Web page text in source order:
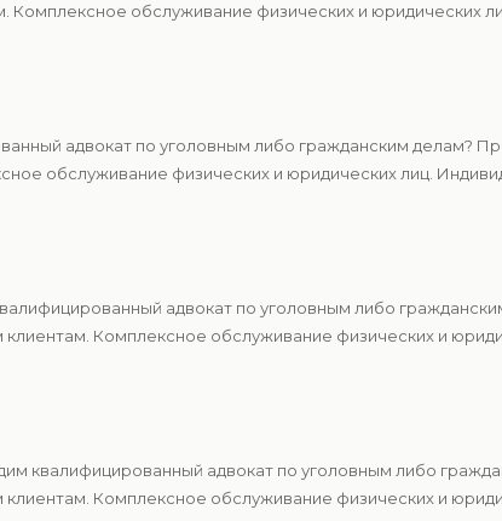
обслуживание физических и юридических
адвокат по уголовным либо гражданским делам?
обслуживание физических и юридических лиц.
адвокат по уголовным либо
Комплексное обслуживание физических и
квалифицированный адвокат по уголовным либо
Комплексное обслуживание физических и